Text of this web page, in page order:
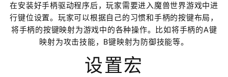
在安装好手柄驱动程序后，玩家需要进入魔兽世界游戏中进
行键位设置。玩家可以根据自己的习惯和手柄的按键布局，
将手柄的按键映射为游戏中的各种操作。比如将手柄的A键
映射为攻击技能，B键映射为防御技能等。
设置宏